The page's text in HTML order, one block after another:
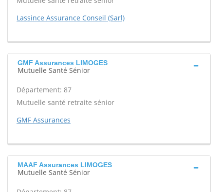
Lassince Assurance Conseil (Sarl)
GMF Assurances LIMOGES
Mutuelle Santé Sénior
Département: 87
Mutuelle santé retraite sénior
GMF Assurances
MAAF Assurances LIMOGES
Mutuelle Santé Sénior